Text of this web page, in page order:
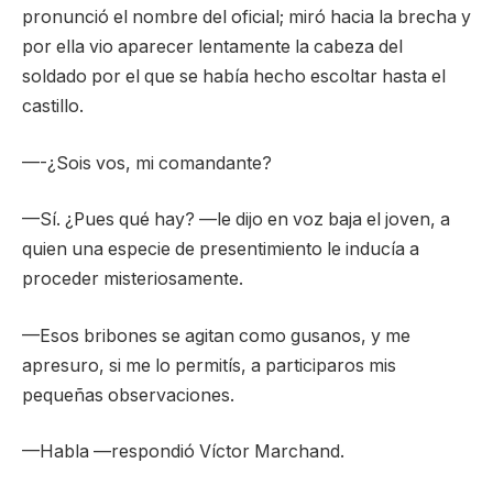
pronunció el nombre del oficial; miró hacia la brecha y
por ella vio aparecer lentamente la cabeza del
soldado por el que se había hecho escoltar hasta el
castillo.
—-¿Sois vos, mi comandante?
—Sí. ¿Pues qué hay? —le dijo en voz baja el joven, a
quien una especie de presentimiento le inducía a
proceder misteriosamente.
—Esos bribones se agitan como gusanos, y me
apresuro, si me lo permitís, a participaros mis
pequeñas observaciones.
—Habla —respondió Víctor Marchand.